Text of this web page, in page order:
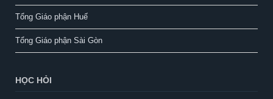
Tổng Giáo phận Huế
Tổng Giáo phận Sài Gòn
HỌC HỎI